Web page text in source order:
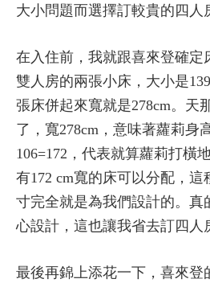
大小問題而選擇訂較貴的四人
在入住前，我就跟喜來登確定
雙人房的兩張小床，大小是
張床併起來寬就是278cm。天
了，寬278cm，意味著蘿莉身
106=172，代表就算蘿莉打橫
有172 cm寬的床可以分配，這
寸完全就是為我們設計的。真
心設計，這也讓我省去訂四人
最後再錦上添花一下，喜來登